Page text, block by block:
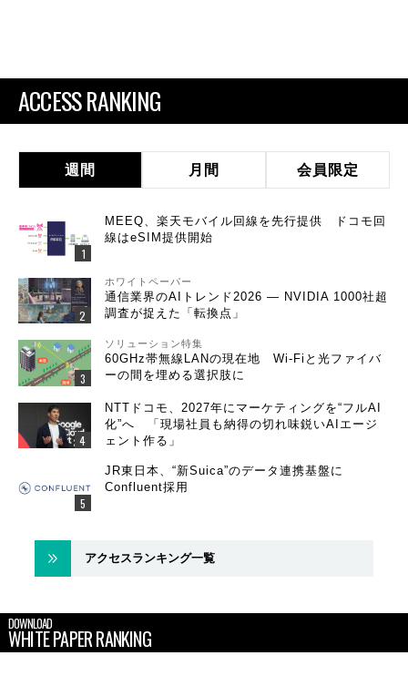
ACCESS RANKING
週間 月間 会員限定
MEEQ、楽天モバイル回線を先行提供 ドコモ回
線はeSIM提供開始
ホワイトペーパー
通信業界のAIトレンド2026 ― NVIDIA 1000社超
調査が捉えた「転換点」
ソリューション特集
60GHz帯無線LANの現在地 Wi-Fiと光ファイバ
ーの間を埋める選択肢に
NTTドコモ、2027年にマーケティングを“フルAI
化”へ 「現場社員も納得の切れ味鋭いAIエージ
ェント作る」
JR東日本、“新Suica”のデータ連携基盤に
Confluent採用
アクセスランキング一覧
DOWNLOAD
WHITE PAPER RANKING